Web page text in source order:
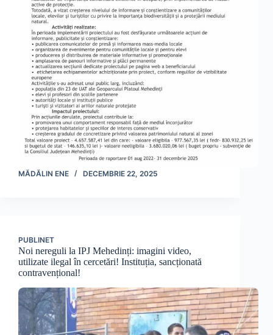
MĂDĂLIN ENE DECEMBRIE 22, 2025
PUBLINET
Noi nereguli la IPJ Mehedinți: imagini video,
utilizate ilegal în cercetări! Instituția, sancționată
contravențional!